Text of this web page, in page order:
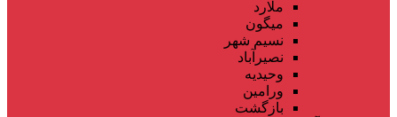
ملارد
میگون
نسیم شهر
نصیرآباد
وحیدیه
ورامین
بازگشت